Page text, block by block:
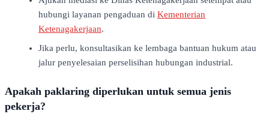
hubungi layanan pengaduan di Kementerian
Ketenagakerjaan.
Jika perlu, konsultasikan ke lembaga bantuan hukum atau
jalur penyelesaian perselisihan hubungan industrial.
Apakah paklaring diperlukan untuk semua jenis
pekerja?